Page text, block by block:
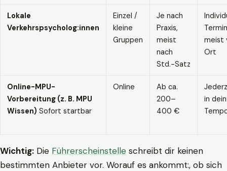
Lokale
Verkehrspsycholog:innen
Einzel /
kleine
Gruppen
Je nach
Praxis,
meist
nach
Std.-Satz
meist
Ort
Online-MPU-
Vorbereitung (z. B. MPU
Wissen) Sofort startbar
Online
Ab ca.
200–
400 €
in
Wichtig: Die Führerscheinstelle schreibt dir keinen
bestimmten Anbieter vor. Worauf es ankommt:, ob sich